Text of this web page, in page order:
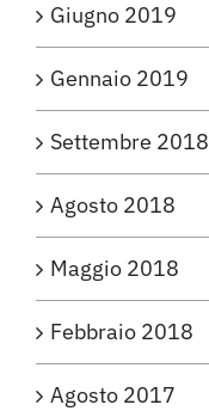
Giugno 2019
Gennaio 2019
Settembre 2018
Agosto 2018
Maggio 2018
Febbraio 2018
Agosto 2017